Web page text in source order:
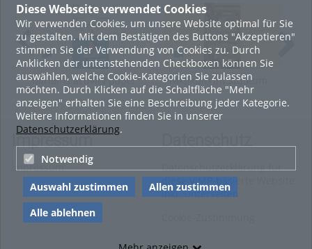
Diese Webseite verwendet Cookies
Wir verwenden Cookies, um unsere Website optimal für Sie
zu gestalten. Mit dem Bestätigen des Buttons "Akzeptieren"
stimmen Sie der Verwendung von Cookies zu. Durch
Anklicken der untenstehenden Checkboxen können Sie
auswählen, welche Cookie-Kategorien Sie zulassen
möchten. Durch Klicken auf die Schaltfläche "Mehr
anzeigen" erhalten Sie eine Beschreibung jeder Kategorie.
Weitere Informationen finden Sie in unserer
Datenschutzerklärung.
Notwendig
Auswahl zustimmen
Allen zustimmen
Alle ablehnen
Miriams activity paper
2025_10_22
Praktikum im Studium
Verfahrenstechnik und
Chemieingenieurwesen
Impressum
Impressum
Datenschutzerklärung für
diese ViMP-basierte Website
inkl. Unterseiten